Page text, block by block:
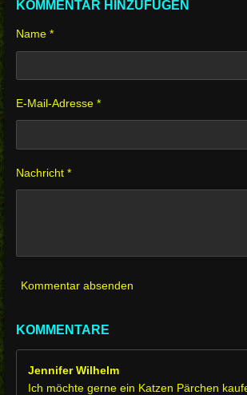
KOMMENTAR HINZUFÜGEN
Name *
E-Mail-Adresse *
Nachricht *
Kommentar absenden
KOMMENTARE
Jennifer Wilhelm
Ich möchte gerne ein Katzen Pärchen